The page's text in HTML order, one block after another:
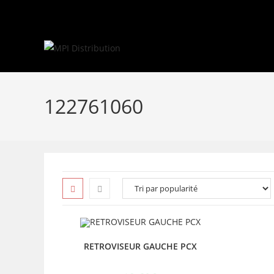
122761060
RETROVISEUR GAUCHE PCX